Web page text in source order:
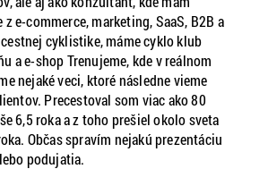
e-commerce, marketing, SaaS, B2B a
cestnej cyklistike, máme cyklo klub
a e-shop Trenujeme, kde v reálnom
nejaké veci, ktoré následne vieme
Precestoval som viac ako 80
6,5 roka a z toho prešiel okolo sveta
Občas spravím nejakú prezentáciu
podujatia.